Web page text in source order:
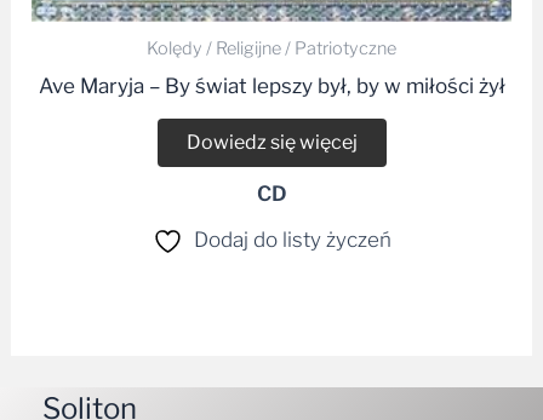
Kolędy / Religijne / Patriotyczne
Ave Maryja – By świat lepszy był, by w miłości żył
Dowiedz się więcej
CD
Dodaj do listy życzeń
Soliton